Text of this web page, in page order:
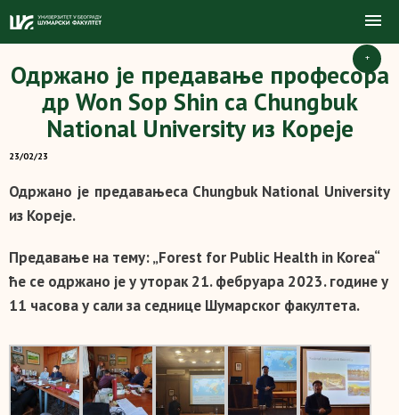
+
Одржано је предавање професора
др Won Sop Shin са Chungbuk
National University из Кореје
23/02/23
Одржано је предавањеса Chungbuk National University
из Кореје.
Предавање на тему: „Forest for Public Health in Korea“
ће се одржано је у уторак 21. фебруара 2023. године у
11 часова у сали за седнице Шумарског факултета.